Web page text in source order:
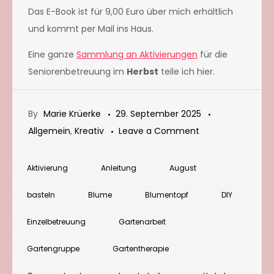
Das E-Book ist für 9,00 Euro über mich erhältlich
und kommt per Mail ins Haus.
Eine ganze Sammlung an Aktivierungen für die
Seniorenbetreuung im Herbst teile ich hier.
By Marie Krüerke
29. September 2025
Allgemein, Kreativ Leave a Comment
Pflanzschale
Aktivierung Anleitung August
basteln Blume Blumentopf DIY
Einzelbetreuung Gartenarbeit
Gartengruppe Gartentherapie